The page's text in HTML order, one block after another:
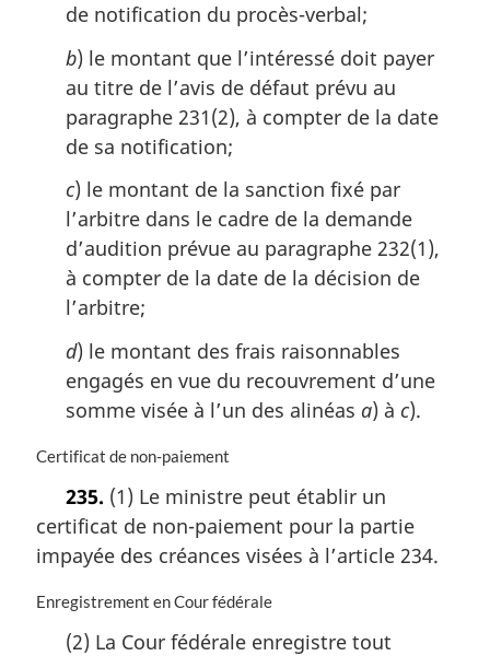
de notification du procès-verbal;
b) le montant que l’intéressé doit payer
au titre de l’avis de défaut prévu au
paragraphe 231(2), à compter de la date
de sa notification;
c) le montant de la sanction fixé par
l’arbitre dans le cadre de la demande
d’audition prévue au paragraphe 232(1),
à compter de la date de la décision de
l’arbitre;
d) le montant des frais raisonnables
engagés en vue du recouvrement d’une
somme visée à l’un des alinéas a) à c).
N
e
m
r
Certificat de non-paiement
235. (1) Le ministre peut établir un
certificat de non-paiement pour la partie
impayée des créances visées à l’article 234.
N
Enregistrement en Cour fédérale
(2) La Cour fédérale enregistre tout